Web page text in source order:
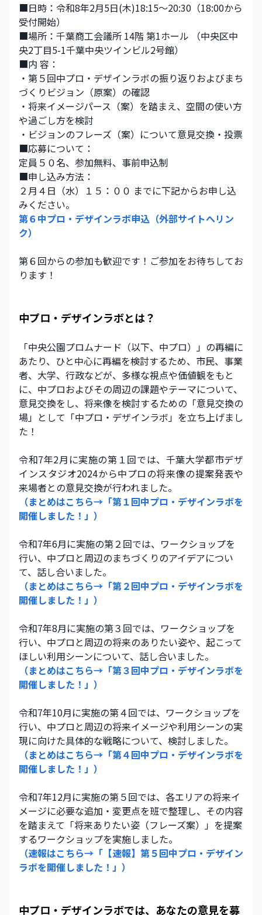
■日時：令和8年2月5日(木)18:15～20:30（18:00から
受付開始）
■場所：千葉商工会議所 14階 第1ホール （中央区中
央2丁目5-1千葉中央ツインビル2号館）
■内 容：
・第５回中プロ・デザインラボの振り返りおよびまち
づくりビジョン（原案）の確認
・将来イメージパース（案）を踏まえ、空間の使い方
や過ごし方を検討
・ビジョンのフレーズ（案）について意見交換・投票
■応募について：
定員５０名、参加無料、事前申込制
■申し込み方法：
２月４日（水）１５：００ までに下記からお申し込
みください。
第６中プロ・デザインラボ申込（外部サイトへリン
ク）
第６回からの参加も歓迎です！ご参加をお待ちしてお
ります！
中プロ・デザインラボとは？
「中央公園プロムナード（以下、中プロ）」の再編に
あたり、ひと中心に再編を検討するため、市民、事業
者、大学、行政などが、多様な視点や価値観をもと
に、中プロおよびその周辺の課題やテーマについて、
意見交換をし、将来像を検討するための「意見交換の
場」として「中プロ・デザインラボ」を立ち上げまし
た！
令和7年2月に実施の第１回では、千葉大学都市デザ
インスタジオ2024から中プロの将来像の提案発表や
来場者との意見交換が行われました。
（まとめはこちら→「第１回中プロ・デザインラボを
開催しました！」）
令和7年6月に実施の第２回では、ワークショップを
行い、中プロと周辺のまちづくりのアイデアについ
て、話し合いました。
（まとめはこちら→「第２回中プロ・デザインラボを
開催しました！」）
令和7年8月に実施の第３回では、ワークショップを
行い、中プロと周辺の将来のありたい姿や、起こって
ほしい利用シーンについて、話し合いました。
（まとめはこちら→「第３回中プロ・デザインラボを
開催しました！」）
令和7年10月に実施の第４回では、ワークショップを
行い、中プロと周辺の将来イメージや利用シーンの実
現に向けた具体的な戦略について、検討しました。
（まとめはこちら→「第４回中プロ・デザインラボを
開催しました！」）
令和7年12月に実施の第５回では、各エリアの将来イ
メージに必要な追加・変更点を班で整理し、その内容
を踏まえて「将来ありたい姿（フレーズ案）」を提案
するワークショップを実施しました。
（速報はこちら→「【速報】第５回中プロ・デザイン
ラボを開催しました！」）
中プロ・デザインラボでは、あなたの意見を募